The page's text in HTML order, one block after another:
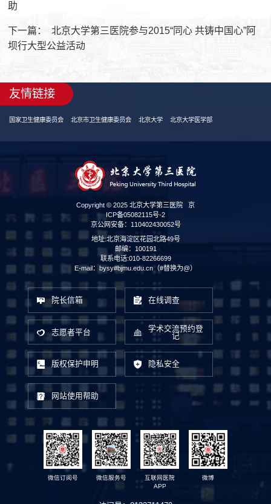
助
下一篇：
北京大学第三医院参与2015“同心 共铸中国心”阿
坝行大型公益活动
友情链接
国家卫生健康委员会 北京市卫生健康委员会 北京大学 北京大学医学部
Copyright © 2025 北京大学第三医院 京
ICP备05082115号-2
京公网安备：110402430052号
地址:北京海淀区花园北路49号
邮编：100191
联系电话:010-82266699
E-mail：bysy#bjmu.edu.cn（#替换为@）
院长信箱 在线调查
志愿者平台
学术交流预约登
记
版权保护申明 隐私安全
网站使用帮助
微信订阅号 微信服务号
互联网医院
APP
微博